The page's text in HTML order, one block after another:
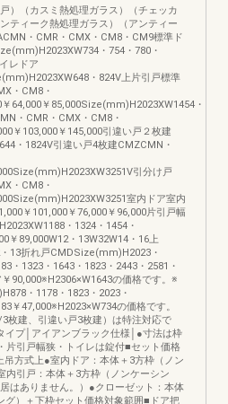
）（カスミ熱処理ガラス）（チェッカ
ティーク熱処理ガラス）（アンティー
・CMR・CMX・CM8・CM9標準ド
・754・780・
レドア
・824V上片引戸標準
・CM8・
64,000￥85,000Size(mm)H2023XW1454・
・CMR・CMX・CM8・
￥103,000￥145,000引違い戸２枚建
・1824V引違い戸4枚建CMZCMN・
引分け戸
・CM8・
室内ドア室内
￥101,000￥76,000￥96,000片引戸幅
・1324・1454・
￥89,000W12・13W32W14・16上
13折れ戸CMDSize(mm)H2023・
・1323・1643・1823・2443・2581・
90,000※H2306×W1643の価格です。※
・1178・1823・2023・
￥47,000※H2023×W734の価格です。
枚建、引違い戸3枚建）は特注対応で
イプ│アイアンブラック仕様│●寸法は枠
引戸幅狭・トイレは錠付■セット価格
吊方式上●室内ドア：本体＋3方枠（ノン
内引戸：本体＋3方枠（ノンケーシン
はありません。）●クローゼット：本体
グ）＋下枠セット価格対象範囲■ドア把